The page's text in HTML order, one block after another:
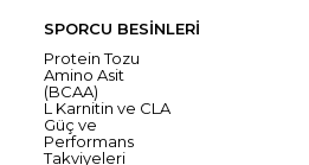
SPORCU BESİNLERİ
Protein Tozu
Amino Asit
(BCAA)
L Karnitin ve CLA
Güç ve
Performans
Takviyeleri